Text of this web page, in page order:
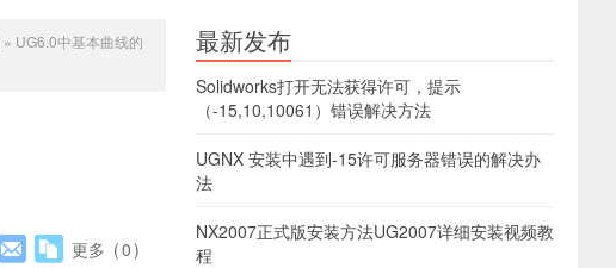
» UG6.0中基本曲线的
更多 (0)
最新发布
Solidworks打开无法获得许可，提示
（-15,10,10061）错误解决方法
UGNX 安装中遇到-15许可服务器错误的解决办
法
NX2007正式版安装方法UG2007详细安装视频教
程